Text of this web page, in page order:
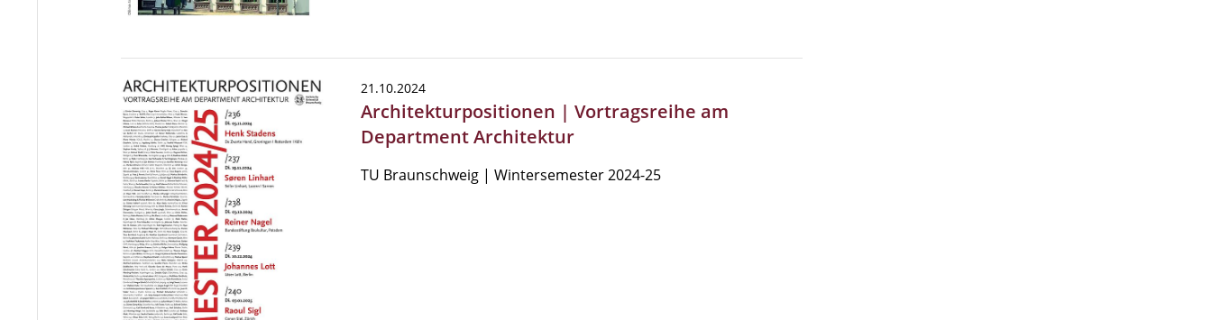
21.10.2024
Architekturpositionen | Vortragsreihe am
Department Architektur
TU Braunschweig | Wintersemester 2024-25